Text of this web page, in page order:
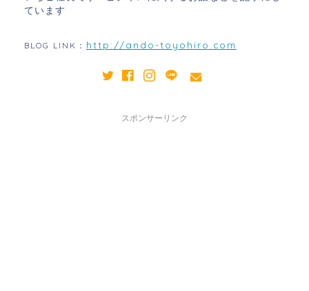
ています
BLOG LINK： http://ando-toyohiro.com
スポンサーリンク